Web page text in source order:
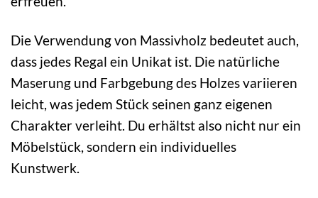
Die Verwendung von Massivholz bedeutet auch,
dass jedes Regal ein Unikat ist. Die natürliche
Maserung und Farbgebung des Holzes variieren
leicht, was jedem Stück seinen ganz eigenen
Charakter verleiht. Du erhältst also nicht nur ein
Möbelstück, sondern ein individuelles
Kunstwerk.